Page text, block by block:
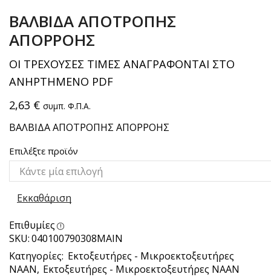
ΒΑΛΒΙΔΑ ΑΠΟΤΡΟΠΗΣ
ΑΠΟΡΡΟΗΣ
ΟΙ ΤΡΕΧΟΥΣΕΣ ΤΙΜΕΣ ΑΝΑΓΡΑΦΟΝΤΑΙ ΣΤΟ
ΑΝΗΡΤΗΜΕΝΟ PDF
2,63 € συμπ. Φ.Π.Α.
ΒΑΛΒΙΔΑ ΑΠΟΤΡΟΠΗΣ ΑΠΟΡΡΟΗΣ
Επιλέξτε προϊόν
Εκκαθάριση
Επιθυμίες
SKU:040100790308ΜΑΙΝ
Κατηγορίες: Εκτοξευτήρες - Μικροεκτοξευτήρες
NAAN, Εκτοξευτήρες - Μικροεκτοξευτήρες NAAN